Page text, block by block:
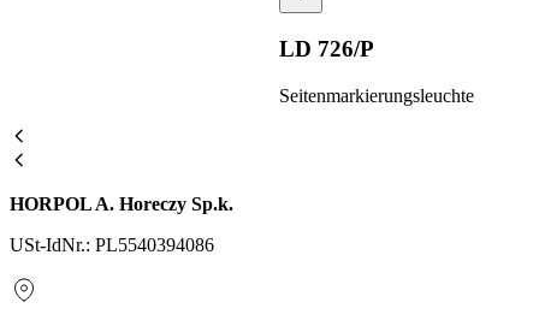
LD 726/P
Seitenmarkierungsleuchte
HORPOL A. Horeczy Sp.k.
USt-IdNr.: PL5540394086